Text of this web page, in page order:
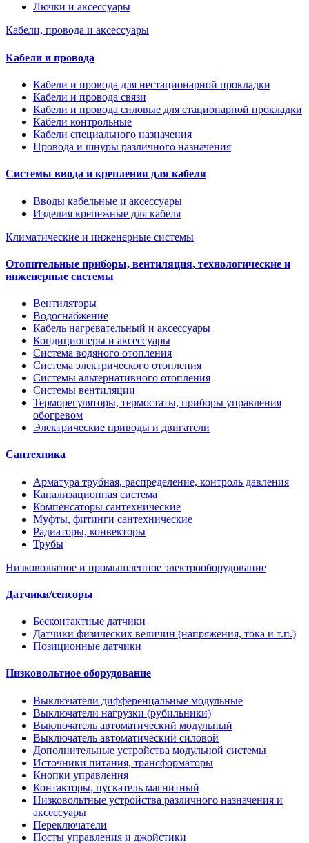
Лючки и аксессуары
Кабели, провода и аксессуары
Кабели и провода
Кабели и провода для нестационарной прокладки
Кабели и провода связи
Кабели и провода силовые для стационарной прокладки
Кабели контрольные
Кабели специального назначения
Провода и шнуры различного назначения
Системы ввода и крепления для кабеля
Вводы кабельные и аксессуары
Изделия крепежные для кабеля
Климатические и инженерные системы
Отопительные приборы, вентиляция, технологические и
инженерные системы
Вентиляторы
Водоснабжение
Кабель нагревательный и аксессуары
Кондиционеры и аксессуары
Система водяного отопления
Система электрического отопления
Системы альтернативного отопления
Системы вентиляции
Терморегуляторы, термостаты, приборы управления
обогревом
Электрические приводы и двигатели
Сантехника
Арматура трубная, распределение, контроль давления
Канализационная система
Компенсаторы сантехнические
Муфты, фитинги сантехнические
Радиаторы, конвекторы
Трубы
Низковольтное и промышленное электрооборудование
Датчики/сенсоры
Бесконтактные датчики
Датчики физических величин (напряжения, тока и т.п.)
Позиционные датчики
Низковольтное оборудование
Выключатели дифференцальные модульные
Выключатели нагрузки (рубильники)
Выключатель автоматический модульный
Выключатель автоматический силовой
Дополнительные устройства модульной системы
Источники питания, трансформаторы
Кнопки управления
Контакторы, пускатель магнитный
Низковольтные устройства различного назначения и
аксессуары
Переключатели
Посты управления и джойстики